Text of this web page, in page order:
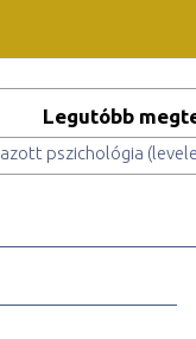
Legutóbb
pszichológia